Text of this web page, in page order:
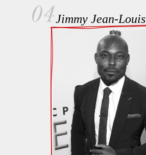
04Jimmy Jean-Louis